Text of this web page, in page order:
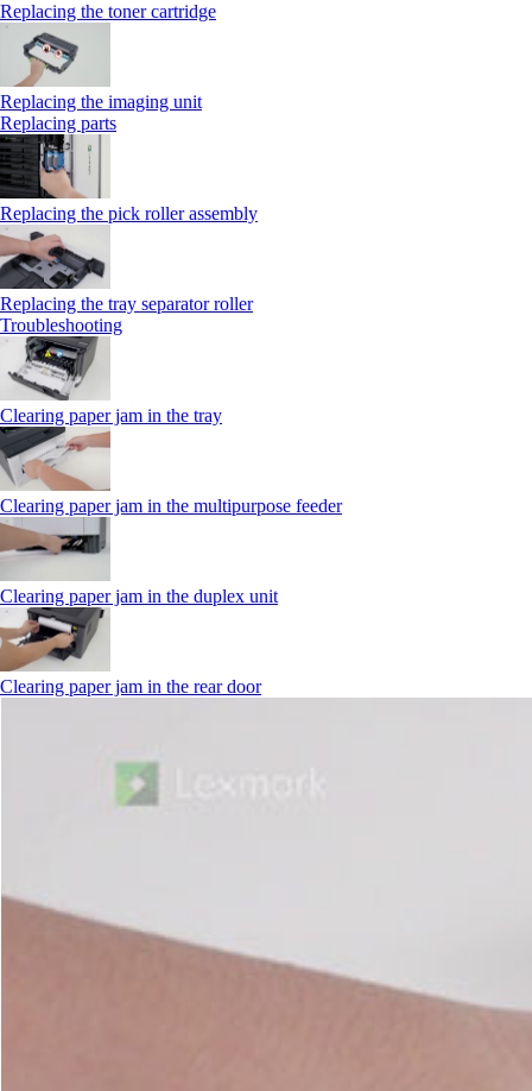
Replacing the toner cartridge
Replacing the imaging unit
Replacing parts
Replacing the pick roller assembly
Replacing the tray separator roller
Troubleshooting
Clearing paper jam in the tray
Clearing paper jam in the multipurpose feeder
Clearing paper jam in the duplex unit
Clearing paper jam in the rear door